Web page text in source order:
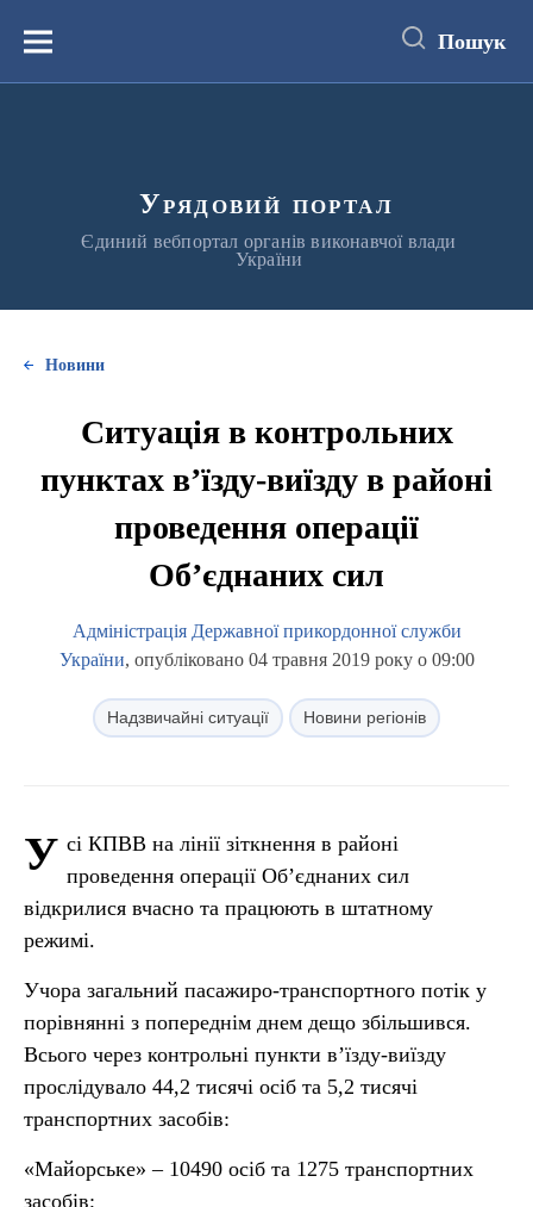
вмістуМеню Пошук
Урядовий портал
Єдиний вебпортал органів виконавчої влади
України
Новини
Ситуація в контрольних
пунктах в’їзду-виїзду в районі
проведення операції
Об’єднаних сил
Адміністрація Державної прикордонної служби
України, опубліковано 04 травня 2019 року о 09:00
Надзвичайні ситуації Новини регіонів
У сі КПВВ на лінії зіткнення в районі
проведення операції Об’єднаних сил
відкрилися вчасно та працюють в штатному
режимі.
Учора загальний пасажиро-транспортного потік у
порівнянні з попереднім днем дещо збільшився.
Всього через контрольні пункти в’їзду-виїзду
прослідувало 44,2 тисячі осіб та 5,2 тисячі
транспортних засобів:
«Майорське» – 10490 осіб та 1275 транспортних
засобів;